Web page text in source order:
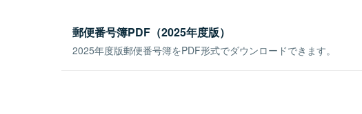
郵便番号簿PDF（2025年度版）
2025年度版郵便番号簿をPDF形式でダウンロードできます。